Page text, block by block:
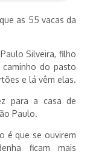
as 55 vacas da
Silveira, filho
do pasto
e lá vêm elas.
para a casa de
Paulo.
é que se ouvirem
ficam mais